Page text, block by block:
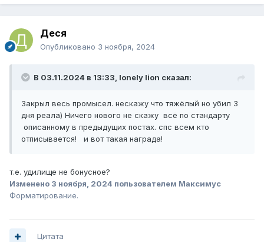
Деся
Опубликовано 3 ноября, 2024
В 03.11.2024 в 13:33, lonely lion сказал:
Закрыл весь промысел. нескажу что тяжёлый но убил 3
дня реала) Ничего нового не скажу всё по стандарту
описанному в предыдущих постах. спс всем кто
отписывается! и вот такая награда!
т.е. удилище не бонусное?
Изменено 3 ноября, 2024 пользователем Максимус
Форматирование.
Цитата